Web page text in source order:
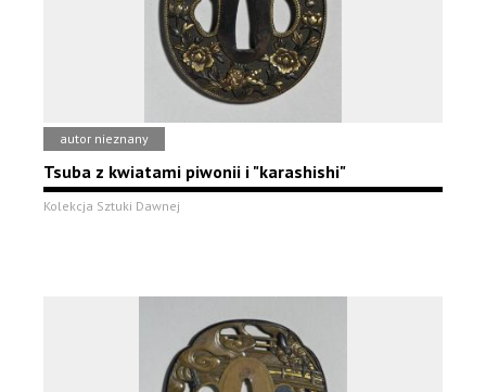
autor nieznany
Tsuba z kwiatami piwonii i "karashishi"
Kolekcja Sztuki Dawnej